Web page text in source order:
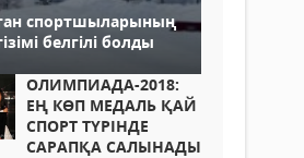
спортшыларының
белгілі болды
ОЛИМПИАДА-2018:
ЕҢ КӨП МЕДАЛЬ ҚАЙ
СПОРТ ТҮРІНДЕ
САРАПҚА САЛЫНАДЫ